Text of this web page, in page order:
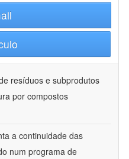
resíduos e subprodutos
por compostos
a continuidade das
num programa de